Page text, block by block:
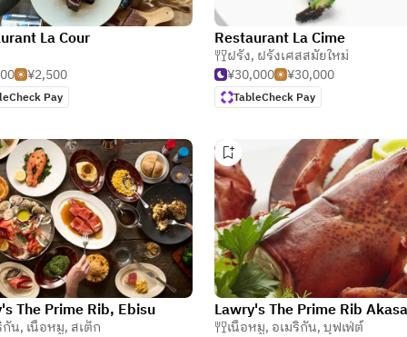
La Cour
¥2,500
Pay
Restaurant La Cime
ฝรั่ง, ฝรั่งเศสสมัยใหม่
¥30,000
¥30,000
TableCheck Pay
,อาหารทะเล
The Prime Rib, Ebisu
กัน, เนื้อหมู, สเต็ก
Lawry's The Prime Rib
เนื้อหมู, อเมริกัน, บุฟเฟ่ต์